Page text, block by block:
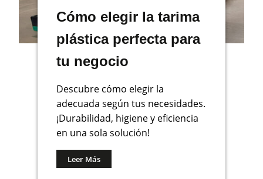
Cómo elegir la tarima
plástica perfecta para
tu negocio
Descubre cómo elegir la
adecuada según tus necesidades.
¡Durabilidad, higiene y eficiencia
en una sola solución!
Leer Más